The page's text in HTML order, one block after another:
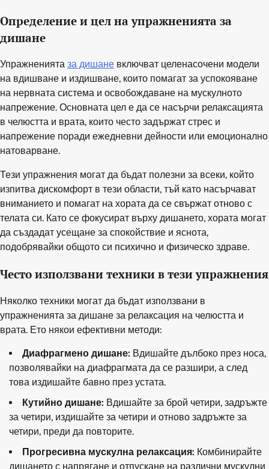
Определение и цел на упражненията за
дишане
Упражненията за дишане включват целенасочени модели
на вдишване и издишване, които помагат за успокояване
на нервната система и освобождаване на мускулното
напрежение. Основната цел е да се насърчи релаксацията
в челюстта и врата, които често задържат стрес и
напрежение поради ежедневни дейности или емоционално
натоварване.
Тези упражнения могат да бъдат полезни за всеки, който
изпитва дискомфорт в тези области, тъй като насърчават
вниманието и помагат на хората да се свържат отново с
телата си. Като се фокусират върху дишането, хората могат
да създадат усещане за спокойствие и яснота,
подобрявайки общото си психично и физическо здраве.
Често използвани техники в тези упражнения
Няколко техники могат да бъдат използвани в
упражненията за дишане за релаксация на челюстта и
врата. Ето някои ефективни методи:
Диафрагмено дишане: Вдишайте дълбоко през носа,
позволявайки на диафрагмата да се разшири, а след
това издишайте бавно през устата.
Кутийно дишане: Вдишайте за брой четири, задръжте
за четири, издишайте за четири и отново задръжте за
четири, преди да повторите.
Прогресивна мускулна релаксация: Комбинирайте
дишането с напрягане и отпускане на различни мускулни